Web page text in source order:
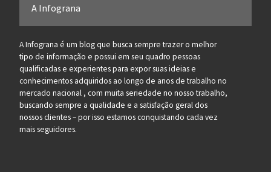
A Infograna
A Infograna é um blog que busca sempre trazer o melhor
tipo de informação e possui em seu quadro pessoas
qualificadas e experientes para expor suas ideias e
conhecimentos adquiridos ao longo de anos de trabalho no
mercado nacional , com muita seriedade no nosso trabalho,
buscando sempre a qualidade e a satisfação geral dos
nossos clientes – por isso estamos conquistando cada vez
mais seguidores.